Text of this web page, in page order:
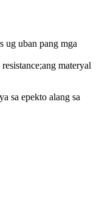
ug uban pang mga
materyal
sa epekto alang sa